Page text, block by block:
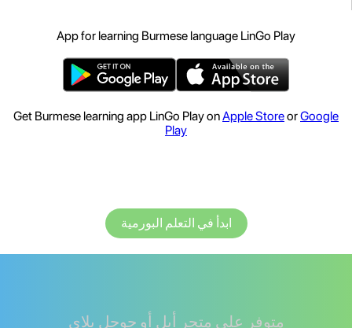
App for learning Burmese language LinGo Play
Get Burmese learning app LinGo Play onApple StoreorGoogle
Play
ابدأ في التعلم البورمية
متوفر على متجر أبل أو جوجل بلاي